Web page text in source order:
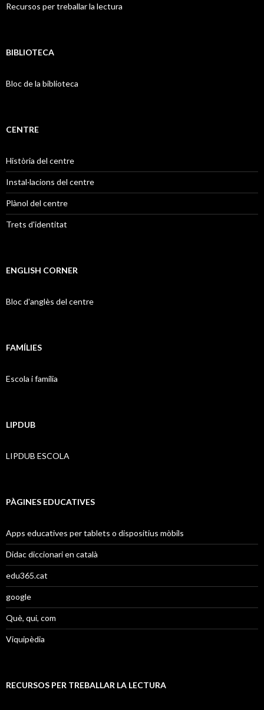
Recursos per treballar la lectura
BIBLIOTECA
Bloc de la biblioteca
CENTRE
Història del centre
Instal·lacions del centre
Plànol del centre
Trets d'identitat
ENGLISH CORNER
Bloc d'anglès del centre
FAMÍLIES
Escola i família
LIPDUB
LIPDUB ESCOLA
PÀGINES EDUCATIVES
Apps educatives per tablets o dispositius mòbils
Didac diccionari en català
edu365.cat
google
Què, qui, com
Viquipèdia
RECURSOS PER TREBALLAR LA LECTURA